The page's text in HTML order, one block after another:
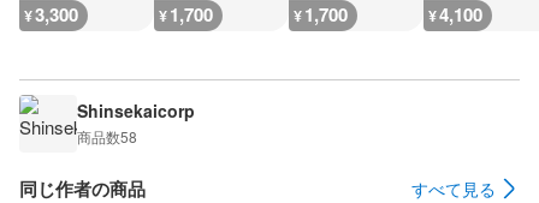
¥3,300 ¥1,700 ¥1,700 ¥4,100
Shinsekaicorp
商品数58
同じ作者の商品 すべて見る